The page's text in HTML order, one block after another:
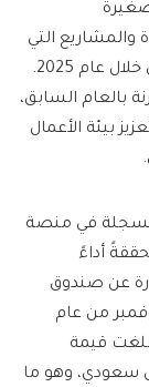
التي
تم تنفيذها عبر المنصة 693 مليون دولار أمريكي خلال عام 2025.
ملحوظاً بنسبة 122% مقارنة بالعام السابق،
بيئة الأعمال
في منصة
محققةً أداءً
الصادرة عن صندوق
من عام
بلغت قيمة
نحو 800 مليون ريال سعودي، وهو ما